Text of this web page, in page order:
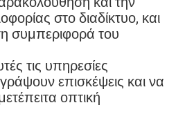
στο διαδίκτυο, και
συμπεριφορά του
τις υπηρεσίες
επισκέψεις και να
οπτική